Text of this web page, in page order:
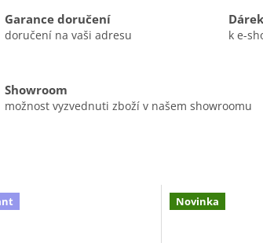
Garance doručení
doručení na vaši adresu k e-
Showroom
možnost vyzvednuti zboží v našem showroomu
Novinka